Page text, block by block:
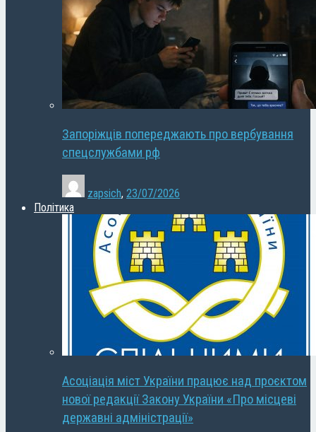
Запоріжців попереджають про вербування
спецслужбами рф
zapsich, 23/07/2026
Політика
Асоціація міст України працює над проєктом
нової редакції Закону України «Про місцеві
державні адміністрації»